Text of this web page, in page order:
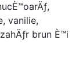
vanilie,
brun È™i